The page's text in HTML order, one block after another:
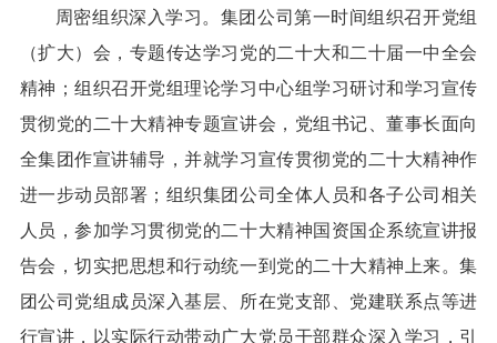
周密组织深入学习。集团公司第一时间组织召开党组
（扩大）会，专题传达学习党的二十大和二十届一中全会
精神；组织召开党组理论学习中心组学习研讨和学习宣传
贯彻党的二十大精神专题宣讲会，党组书记、董事长面向
全集团作宣讲辅导，并就学习宣传贯彻党的二十大精神作
进一步动员部署；组织集团公司全体人员和各子公司相关
人员，参加学习贯彻党的二十大精神国资国企系统宣讲报
告会，切实把思想和行动统一到党的二十大精神上来。集
团公司党组成员深入基层、所在党支部、党建联系点等进
行宣讲，以实际行动带动广大党员干部群众深入学习，引